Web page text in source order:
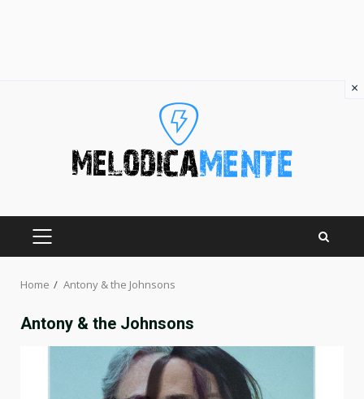
PRIMARY
Home Antony & the Johnsons
Antony & the Johnsons
×